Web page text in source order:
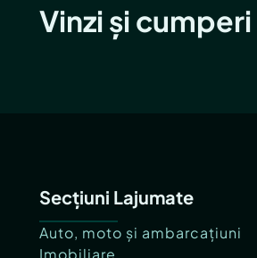
Vinzi și
Secțiuni Lajumate
Auto, moto și ambarcațiuni
Imobiliare